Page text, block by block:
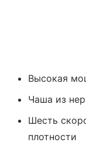
Высокая
Чаша из
Шесть
плотности